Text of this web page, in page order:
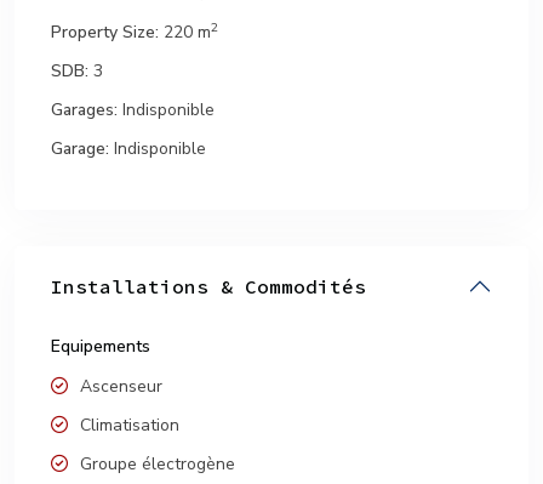
Property Size: 220 m2
SDB: 3
Garages: Indisponible
Garage: Indisponible
Installations & Commodités
Equipements
Ascenseur
Climatisation
Groupe électrogène